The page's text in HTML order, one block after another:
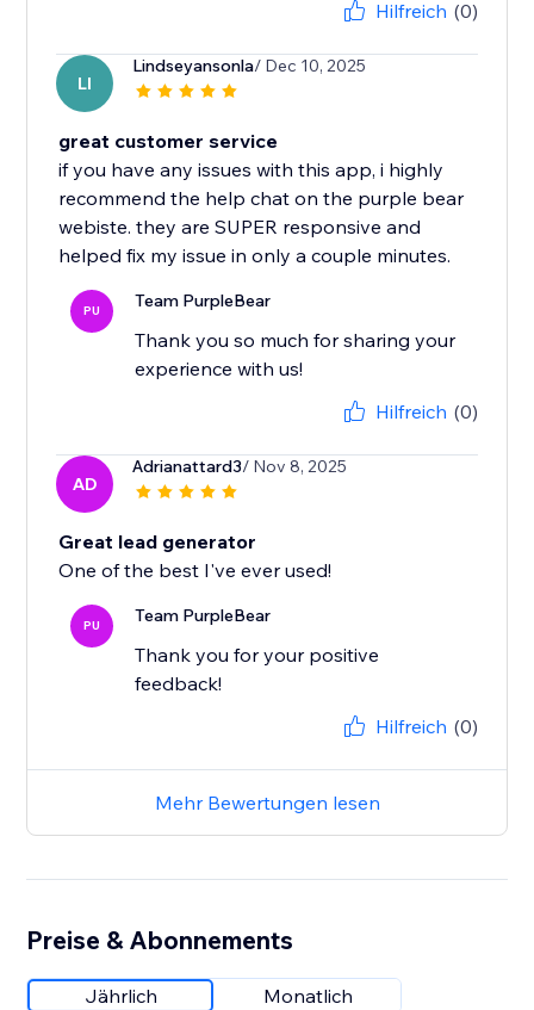
Hilfreich (0)
LI
Lindseyansonla/ Dec 10, 2025
great customer service
if you have any issues with this app, i highly
recommend the help chat on the purple bear
webiste. they are SUPER responsive and
helped fix my issue in only a couple minutes.
PU Team PurpleBear
Thank you so much for sharing your
experience with us!
Hilfreich (0)
AD
Adrianattard3/ Nov 8, 2025
Great lead generator
One of the best I've ever used!
PU Team PurpleBear
Thank you for your positive
feedback!
Hilfreich (0)
Mehr Bewertungen lesen
Preise & Abonnements
Jährlich Monatlich